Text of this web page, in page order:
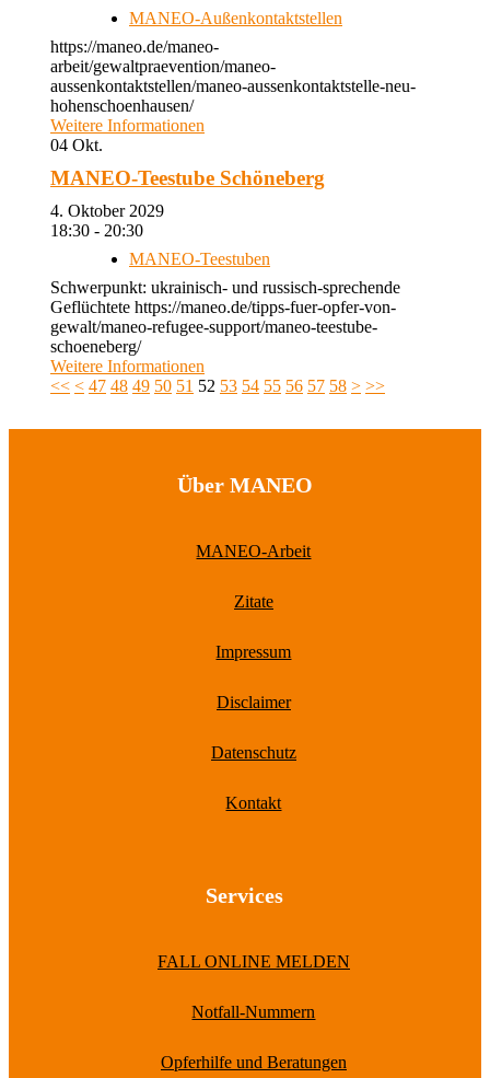
MANEO-Außenkontaktstellen
https://maneo.de/maneo-
arbeit/gewaltpraevention/maneo-
aussenkontaktstellen/maneo-aussenkontaktstelle-neu-
hohenschoenhausen/
Weitere Informationen
04 Okt.
MANEO-Teestube Schöneberg
4. Oktober 2029
18:30 - 20:30
MANEO-Teestuben
Schwerpunkt: ukrainisch- und russisch-sprechende
Geflüchtete https://maneo.de/tipps-fuer-opfer-von-
gewalt/maneo-refugee-support/maneo-teestube-
schoeneberg/
Weitere Informationen
<< < 47 48 49 50 51 52 53 54 55 56 57 58 > >>
Über MANEO
MANEO-Arbeit
Zitate
Impressum
Disclaimer
Datenschutz
Kontakt
Services
FALL ONLINE MELDEN
Notfall-Nummern
Opferhilfe und Beratungen